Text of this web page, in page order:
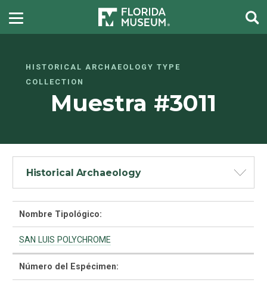
HISTORICAL ARCHAEOLOGY TYPE
COLLECTION
Muestra #3011
Historical Archaeology
Nombre Tipológico:
SAN LUIS POLYCHROME
Número del Espécimen: